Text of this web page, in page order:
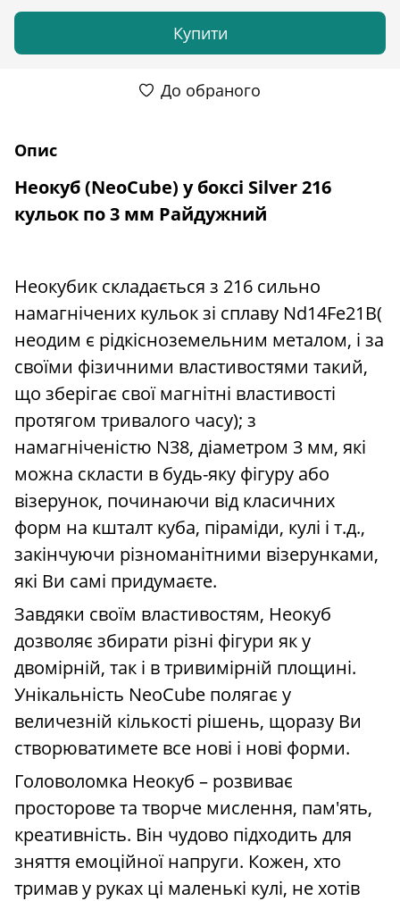
Купити
До обраного
Опис
Неокуб (NeoCube) у боксі Silver 216
кульок по 3 мм Райдужний
Неокубик складається з 216 сильно
намагнічених кульок зі сплаву Nd14Fe21B(
неодим є рідкісноземельним металом, і за
своїми фізичними властивостями такий,
що зберігає свої магнітні властивості
протягом тривалого часу); з
намагніченістю N38, діаметром 3 мм, які
можна скласти в будь-яку фігуру або
візерунок, починаючи від класичних
форм на кшталт куба, піраміди, кулі і т.д.,
закінчуючи різноманітними візерунками,
які Ви самі придумаєте.
Завдяки своїм властивостям, Неокуб
дозволяє збирати різні фігури як у
двомірній, так і в тривимірній площині.
Унікальність NeoCube полягає у
величезній кількості рішень, щоразу Ви
створюватимете все нові і нові форми.
Головоломка Неокуб – розвиває
просторове та творче мислення, пам'ять,
креативність. Він чудово підходить для
зняття емоційної напруги. Кожен, хто
тримав у руках ці маленькі кулі, не хотів